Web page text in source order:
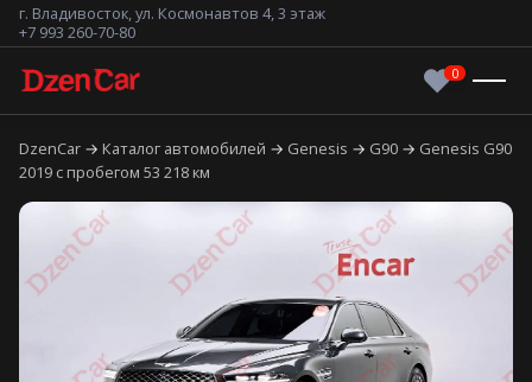
г. Владивосток, ул. Космонавтов 4, 3 этаж
+7 993 260-70-80
DzenCar Каталог автомобилей Genesis G90
Genesis G90
2019 с пробегом 53 218 км